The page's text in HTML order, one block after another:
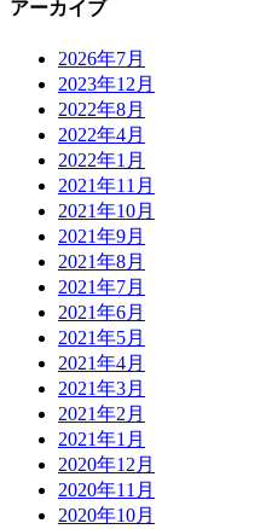
アーカイブ
2026年7月
2023年12月
2022年8月
2022年4月
2022年1月
2021年11月
2021年10月
2021年9月
2021年8月
2021年7月
2021年6月
2021年5月
2021年4月
2021年3月
2021年2月
2021年1月
2020年12月
2020年11月
2020年10月